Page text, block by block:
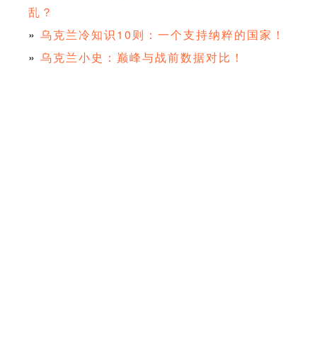
乱？
» 乌克兰冷知识10则：一个支持纳粹的国家！
» 乌克兰小史：巅峰与战前数据对比！